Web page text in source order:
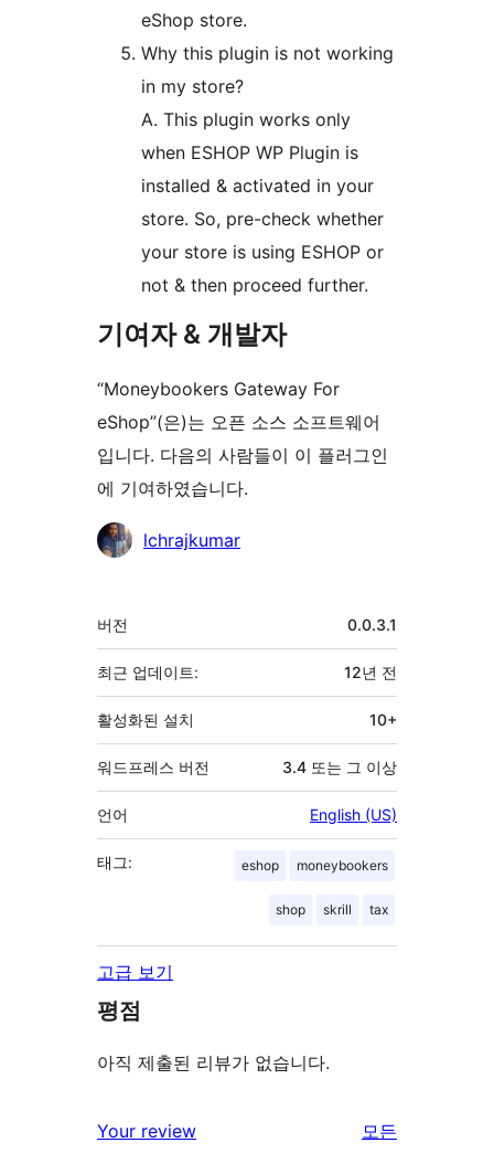
eShop store.
Why this plugin is not working
in my store?
A. This plugin works only
when ESHOP WP Plugin is
installed & activated in your
store. So, pre-check whether
your store is using ESHOP or
not & then proceed further.
기여자 & 개발자
“Moneybookers Gateway For
eShop”(은)는 오픈 소스 소프트웨어
입니다. 다음의 사람들이 이 플러그인
에 기여하였습니다.
기
lchrajkumar
기
초
버전 0.0.3.1
최근 업데이트: 12년 전
활성화된 설치 10+
워드프레스 버전 3.4 또는 그 이상
언어 English (US)
태그: eshop moneybookers
shop skrill tax
고급 보기
평점
아직 제출된 리뷰가 없습니다.
Your review 모든